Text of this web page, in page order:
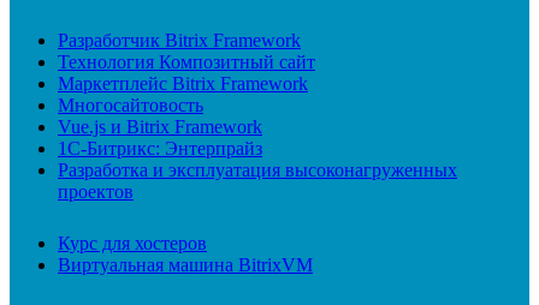
Разработчик Bitrix Framework
Технология Композитный сайт
Маркетплейс Bitrix Framework
Многосайтовость
Vue.js и Bitrix Framework
1С-Битрикс: Энтерпрайз
Разработка и эксплуатация высоконагруженных
проектов
Курс для хостеров
Виртуальная машина BitrixVM